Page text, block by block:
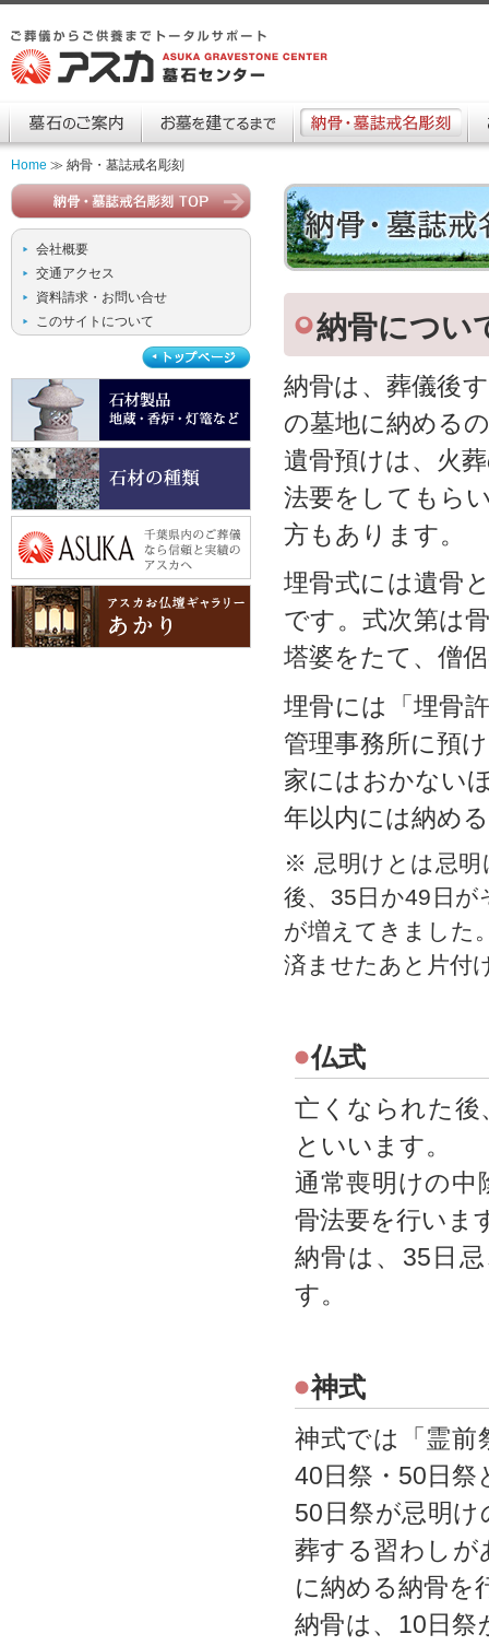
墓石のご案内 お墓を建てるまで 納骨・墓誌戒名彫刻
Home ≫ 納骨・墓誌戒名彫刻
納骨・墓誌戒名彫刻
納骨につい
納骨は、葬儀後
の墓地に納める
遺骨預けは、火
法要をしてもら
方もあります。
埋骨式には遺骨
です。式次第は
塔婆をたて、僧
埋骨には「埋骨
管理事務所に預
家にはおかない
年以内には納め
※ 忌明けとは忌明
後、35日か49日
が増えてきました
済ませたあと片付
仏式
亡くなられた後
といいます。
通常喪明けの中
骨法要を行いま
納骨は、35日
す。
神式
神式では「霊前
40日祭・50日祭
50日祭が忌明
葬する習わしが
に納める納骨を
納骨は、10日
納骨・墓誌戒名彫刻
会社概要
交通アクセス
資料請求・お問い合せ
このサイトについて
石材製品 地蔵・香炉・灯篭など
石材の種類
千葉県内のご葬儀
なら信頼と実績の
アスカ